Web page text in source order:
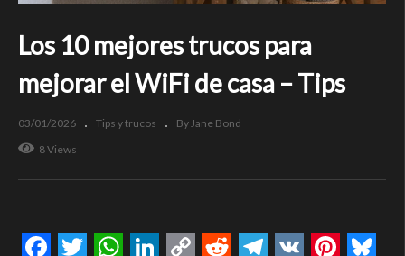
Los 10 mejores trucos para
mejorar el WiFi de casa – Tips
03/01/2026 Tips y trucos
By Jane Bond
8 Views